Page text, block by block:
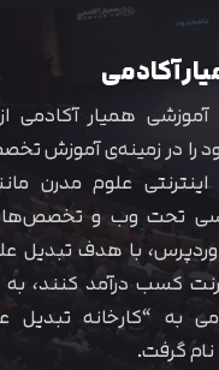
آکادمی
را در زمینه‌ی آموزش
علوم مدرن
تحت وب و
با هدف تبدیل
کسب درآمد کنند،
به “کارخانه تبدیل
گرفت.